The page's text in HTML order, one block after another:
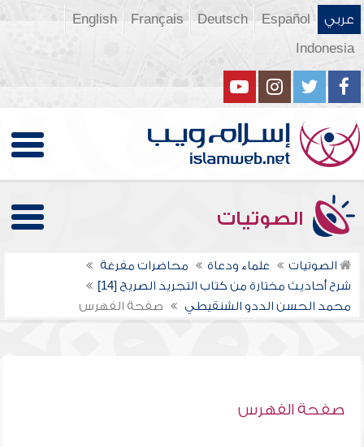
عربي Español
Deutsch
Français
English
Indonesia
الصوتيات
الصوتيات علماء ودعاة
محاضرات مفرغة
شرح أحاديث مختارة من كتاب التجريد الصريح [14]
محمد الحسن الددو الشنقيطي
صفحة الفهرس
صفحة الفهرس